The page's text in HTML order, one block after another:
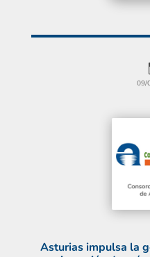
09/
Asturias impulsa la